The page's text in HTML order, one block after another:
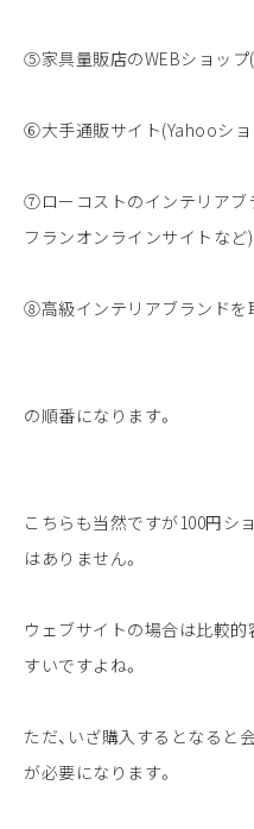
⑤家具量販店のWEBショップ
⑥大手通販サイト(Yahooショ
⑦ローコストのインテリアブ
フランオンラインサイトなど)
⑧高級インテリアブランドを
の順番になります。
こちらも当然ですが100円シ
はありません。
ウェブサイトの場合は比較
すいですよね。
ただ、いざ購入するとなると
が必要になります。